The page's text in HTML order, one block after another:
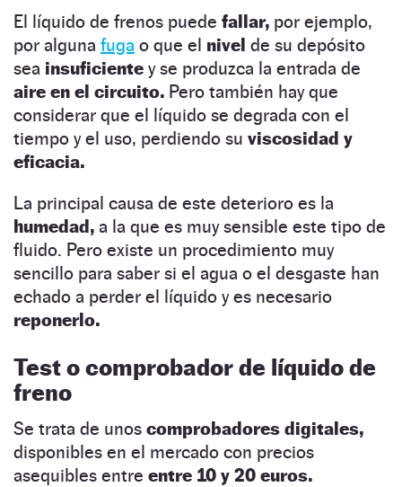
El líquido de frenos puede fallar, por ejemplo,
por alguna fuga o que el nivel de su depósito
sea insuficiente y se produzca la entrada de
aire en el circuito. Pero también hay que
considerar que el líquido se degrada con el
tiempo y el uso, perdiendo su viscosidad y
eficacia.
La principal causa de este deterioro es la
humedad, a la que es muy sensible este tipo de
fluido. Pero existe un procedimiento muy
sencillo para saber si el agua o el desgaste han
echado a perder el líquido y es necesario
reponerlo.
Test o comprobador de líquido de
freno
Se trata de unos comprobadores digitales,
disponibles en el mercado con precios
asequibles entre entre 10 y 20 euros.